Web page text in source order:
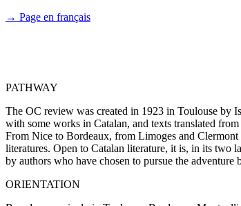
→ Page en français
PATHWAY
The OC review was created in 1923 in Toulouse by
with some works in Catalan, and texts translated
From Nice to Bordeaux, from Limoges and
literatures. Open to Catalan literature, it is, in its two
by authors who have chosen to pursue the
ORIENTATION